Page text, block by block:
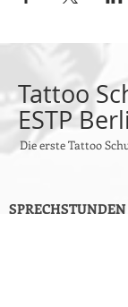
Tattoo
ESTP
Die erste Tattoo
SPRECHSTUNDEN